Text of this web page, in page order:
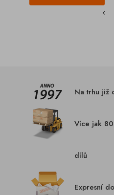
Na trhu již
Více jak
dílů
Expresní